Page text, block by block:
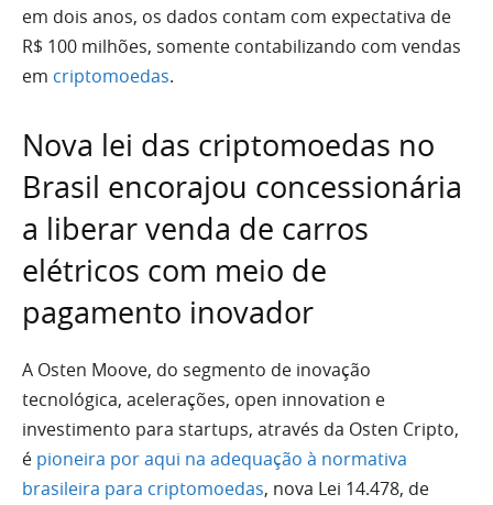
em dois anos, os dados contam com expectativa de
R$ 100 milhões, somente contabilizando com vendas
em criptomoedas.
Nova lei das criptomoedas no
Brasil encorajou concessionária
a liberar venda de carros
elétricos com meio de
pagamento inovador
A Osten Moove, do segmento de inovação
tecnológica, acelerações, open innovation e
investimento para startups, através da Osten Cripto,
é pioneira por aqui na adequação à normativa
brasileira para criptomoedas, nova Lei 14.478, de